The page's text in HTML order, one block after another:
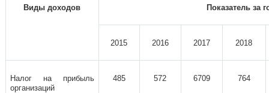
Виды доходов Показатель за
2015 2016 2017 2018
Налог на прибыль
организаций
485 572 6709 764